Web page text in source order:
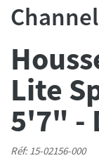
Lite
5'7" -
Réf: 15-02156-000